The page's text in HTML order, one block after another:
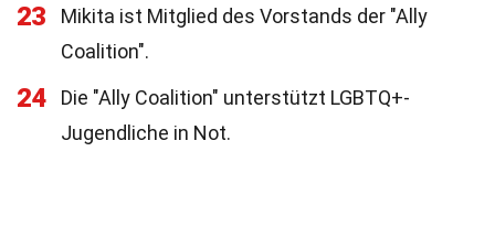
23
Mikita ist Mitglied des Vorstands der "Ally
Coalition".
24
Die "Ally Coalition" unterstützt LGBTQ+-
Jugendliche in Not.